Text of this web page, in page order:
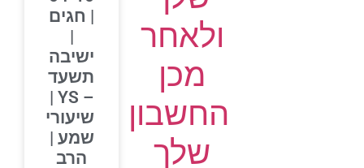
ולאחר
מכן
החשבון
שלך
| חגים
ישיבה
תשעד
– YS |
שיעורי
שמע |
הרב